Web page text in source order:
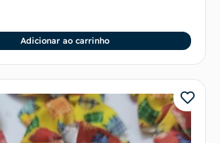
Adicionar ao carrinho